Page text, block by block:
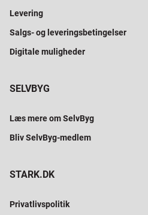
Levering
Salgs- og leveringsbetingelser
Digitale muligheder
SELVBYG
Læs mere om SelvByg
Bliv SelvByg-medlem
STARK.DK
Privatlivspolitik